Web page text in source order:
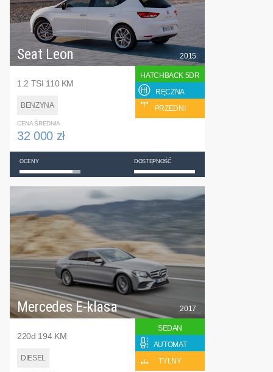
Seat Leon
1.2 TSI 110 KM
BENZYNA
2015
HATCHBACK 5DR
RĘCZNA
PRZEDNI
CENA ŚREDNIA
32 000 zł
OCENY DOSTĘPNOŚĆ
Mercedes E-klasa
220d 194 KM
DIESEL
2017
SEDAN
AUTOMAT
TYLNY